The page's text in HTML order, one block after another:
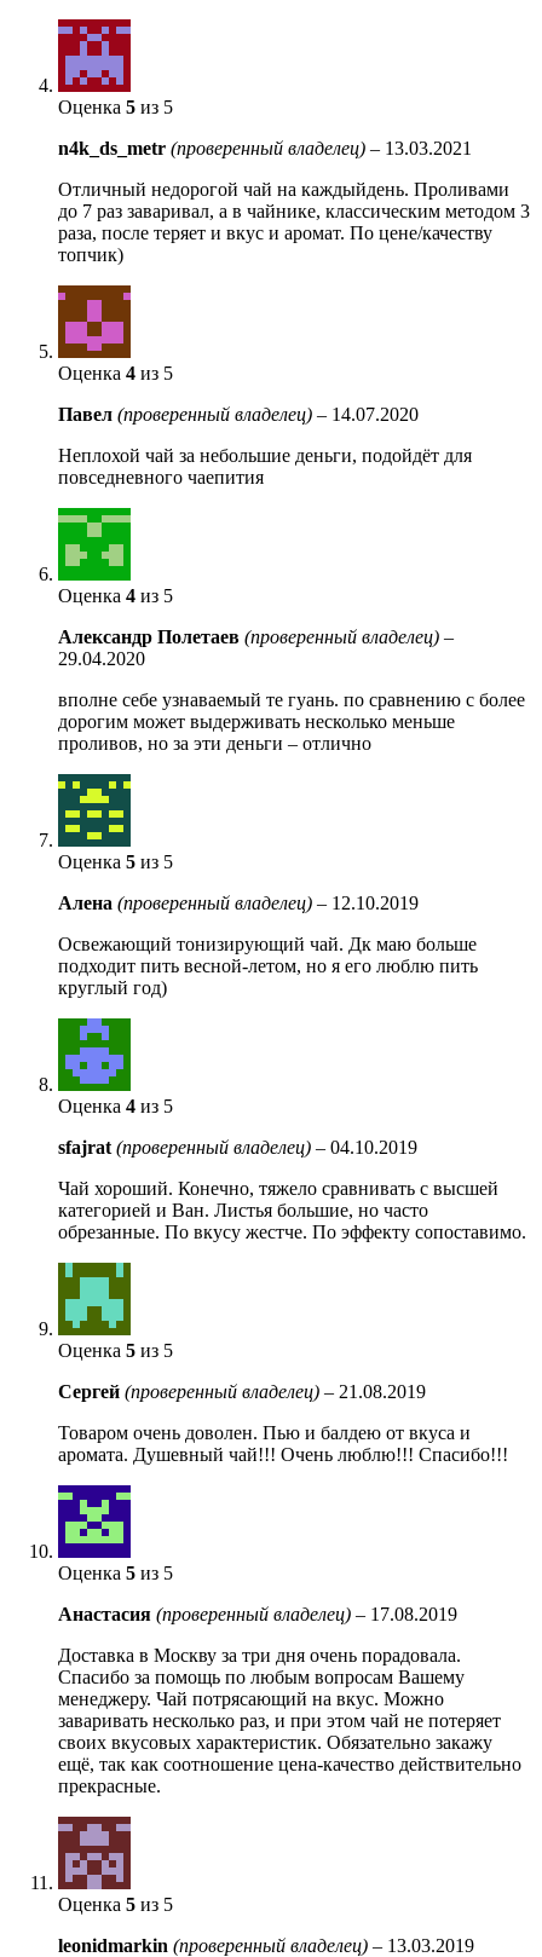
Оценка 5 из 5
n4k_ds_metr (проверенный владелец) – 13.03.2021
Отличный недорогой чай на каждыйдень. Проливами
до 7 раз заваривал, а в чайнике, классическим методом 3
раза, после теряет и вкус и аромат. По цене/качеству
топчик)
Оценка 4 из 5
Павел (проверенный владелец) – 14.07.2020
Неплохой чай за небольшие деньги, подойдёт для
повседневного чаепития
Оценка 4 из 5
Александр Полетаев (проверенный владелец) –
29.04.2020
вполне себе узнаваемый те гуань. по сравнению с более
дорогим может выдерживать несколько меньше
проливов, но за эти деньги – отлично
Оценка 5 из 5
Алена (проверенный владелец) – 12.10.2019
Освежающий тонизирующий чай. Дк маю больше
подходит пить весной-летом, но я его люблю пить
круглый год)
Оценка 4 из 5
sfajrat (проверенный владелец) – 04.10.2019
Чай хороший. Конечно, тяжело сравнивать с высшей
категорией и Ван. Листья большие, но часто
обрезанные. По вкусу жестче. По эффекту сопоставимо.
Оценка 5 из 5
Сергей (проверенный владелец) – 21.08.2019
Товаром очень доволен. Пью и балдею от вкуса и
аромата. Душевный чай!!! Очень люблю!!! Спасибо!!!
Оценка 5 из 5
Анастасия (проверенный владелец) – 17.08.2019
Доставка в Москву за три дня очень порадовала.
Спасибо за помощь по любым вопросам Вашему
менеджеру. Чай потрясающий на вкус. Можно
заваривать несколько раз, и при этом чай не потеряет
своих вкусовых характеристик. Обязательно закажу
ещё, так как соотношение цена-качество действительно
прекрасные.
Оценка 5 из 5
leonidmarkin (проверенный владелец) – 13.03.2019